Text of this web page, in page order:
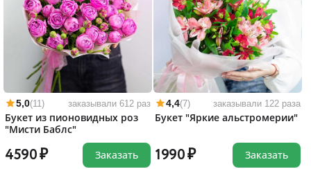
5,0(11) заказывали 612 раз
Букет из пионовидных роз
"Мисти Баблс"
4590 Заказать
4,4(7) заказывали 122 раза
Букет "Яркие альстромерии"
1990 Заказать